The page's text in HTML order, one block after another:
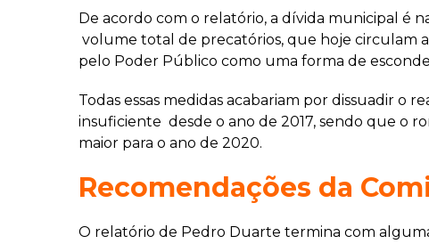
De acordo com o relatório, a dívida municipal é
volume total de precatórios, que hoje circulam a
pelo Poder Público como uma forma de
Todas essas medidas acabariam por dissuadir o
insuficiente desde o ano de 2017, sendo que o
maior para o ano de 2020.
Recomendações da
O relatório de Pedro Duarte termina com